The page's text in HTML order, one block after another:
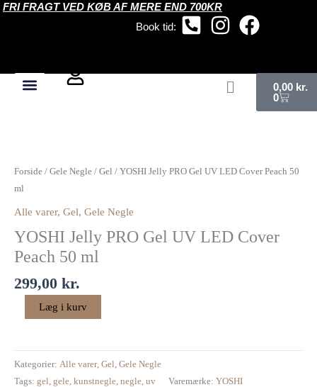
Gå
Book tid:
FRI FRAGT VED KØB AF MERE END 700KR
0,00 kr.
0
Forside / Gele Negle / Gel / YOSHI Jelly PRO Gel UV LED Cover Peach 50
ml
Alle varer, Gel, Gele Negle
YOSHI Jelly PRO Gel UV LED Cover
Peach 50 ml
299,00 kr.
PRO
Gel
LED
Cover
Peach
ml
Læg i kurv
Kategorier: Alle varer, Gel Gele Negle
Tags: gel gele kunstnegle negle uv Varemærke: YOSHI